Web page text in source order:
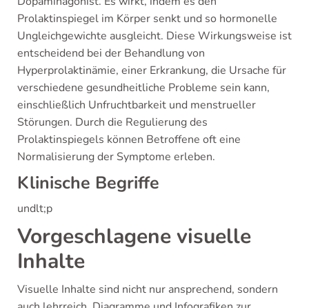
Prolaktinspiegel im Körper senkt und so hormonelle
Ungleichgewichte ausgleicht. Diese Wirkungsweise ist
entscheidend bei der Behandlung von
Hyperprolaktinämie, einer Erkrankung, die Ursache für
verschiedene gesundheitliche Probleme sein kann,
einschließlich Unfruchtbarkeit und menstrueller
Störungen. Durch die Regulierung des
Prolaktinspiegels können Betroffene oft eine
Normalisierung der Symptome erleben.
Klinische Begriffe
undlt;p
Vorgeschlagene visuelle
Inhalte
Visuelle Inhalte sind nicht nur ansprechend, sondern